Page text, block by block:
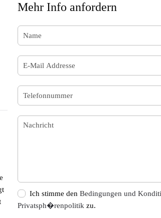
Mehr Info anfordern
Ich stimme den Bedingungen und
Privatsph�renpolitik zu.